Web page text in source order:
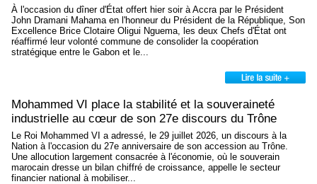
À l'occasion du dîner d'État offert hier soir à Accra par le Président
John Dramani Mahama en l'honneur du Président de la République, Son
Excellence Brice Clotaire Oligui Nguema, les deux Chefs d'État ont
réaffirmé leur volonté commune de consolider la coopération
stratégique entre le Gabon et le...
Mohammed VI place la stabilité et la souveraineté
industrielle au cœur de son 27e discours du Trône
Le Roi Mohammed VI a adressé, le 29 juillet 2026, un discours à la
Nation à l'occasion du 27e anniversaire de son accession au Trône.
Une allocution largement consacrée à l'économie, où le souverain
marocain dresse un bilan chiffré de croissance, appelle le secteur
financier national à mobiliser...